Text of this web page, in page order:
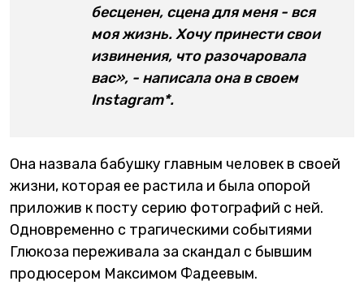
бесценен, сцена для меня - вся
моя жизнь. Хочу принести свои
извинения, что разочаровала
вас», - написала она в своем
Instagram*.
Она назвала бабушку главным человек в своей
жизни, которая ее растила и была опорой
приложив к посту серию фотографий с ней.
Одновременно с трагическими событиями
Глюкоза переживала за скандал с бывшим
продюсером Максимом Фадеевым.